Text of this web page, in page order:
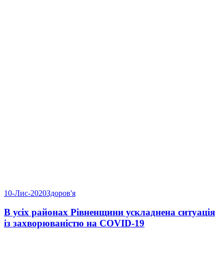
10-Лис-2020Здоров'я
В усіх районах Рівненщини ускладнена ситуація
із захворюваністю на COVID-19